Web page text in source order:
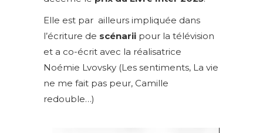
Elle est par ailleurs impliquée dans
l’écriture de scénarii pour la télévision
et a co-écrit avec la réalisatrice
Noémie Lvovsky (Les sentiments, La vie
ne me fait pas peur, Camille
redouble…)